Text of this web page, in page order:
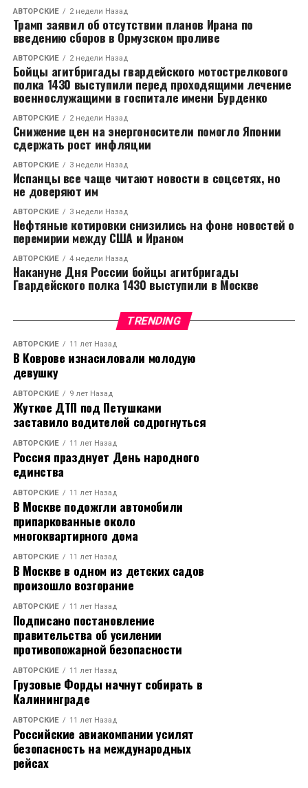
АВТОРСКИЕ 2 недели Назад
Трамп заявил об отсутствии планов Ирана по
введению сборов в Ормузском проливе
АВТОРСКИЕ 2 недели Назад
Бойцы агитбригады гвардейского мотострелкового
полка 1430 выступили перед проходящими лечение
военнослужащими в госпитале имени Бурденко
АВТОРСКИЕ 2 недели Назад
Снижение цен на энергоносители помогло Японии
сдержать рост инфляции
АВТОРСКИЕ 3 недели Назад
Испанцы все чаще читают новости в соцсетях, но
не доверяют им
АВТОРСКИЕ 3 недели Назад
Нефтяные котировки снизились на фоне новостей о
перемирии между США и Ираном
АВТОРСКИЕ 4 недели Назад
Накануне Дня России бойцы агитбригады
Гвардейского полка 1430 выступили в Москве
TRENDING
АВТОРСКИЕ 11 лет Назад
В Коврове изнасиловали молодую
девушку
АВТОРСКИЕ 9 лет Назад
Жуткое ДТП под Петушками
заставило водителей содрогнуться
АВТОРСКИЕ 11 лет Назад
Россия празднует День народного
единства
АВТОРСКИЕ 11 лет Назад
В Москве подожгли автомобили
припаркованные около
многоквартирного дома
АВТОРСКИЕ 11 лет Назад
В Москве в одном из детских садов
произошло возгорание
АВТОРСКИЕ 11 лет Назад
Подписано постановление
правительства об усилении
противопожарной безопасности
АВТОРСКИЕ 11 лет Назад
Грузовые Форды начнут собирать в
Калининграде
АВТОРСКИЕ 11 лет Назад
Российские авиакомпании усилят
безопасность на международных
рейсах